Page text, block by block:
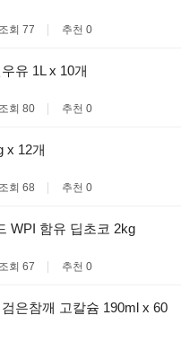
조회 77 추천 0
유 1L x 10개
조회 80 추천 0
x 12개
조회 68 추천 0
WPI 함유 딥초코 2kg
조회 67 추천 0
은참깨 고칼슘 190ml x 60